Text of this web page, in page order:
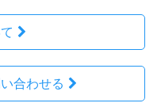
合わせる